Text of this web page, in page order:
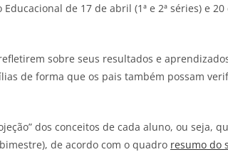
de 17 de abril (1ª e 2ª séries) e
sobre seus resultados e
de forma que os pais também possam
dos conceitos de cada aluno, ou seja,
de acordo com o quadro resumo do